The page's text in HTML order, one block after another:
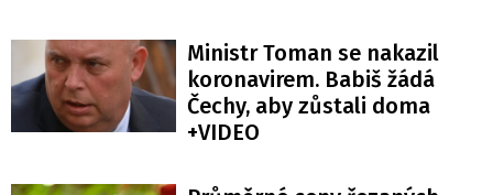
Ministr Toman se nakazil
koronavirem. Babiš žádá
Čechy, aby zůstali doma
+VIDEO